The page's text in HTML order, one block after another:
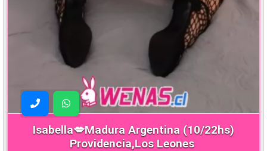
Isabella💋Madura Argentina (10/22hs)
Providencia,Los Leones